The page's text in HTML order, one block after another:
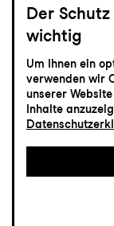
Der
wichtig
Um Ihnen ein
verwenden wir
unserer
Inhalte